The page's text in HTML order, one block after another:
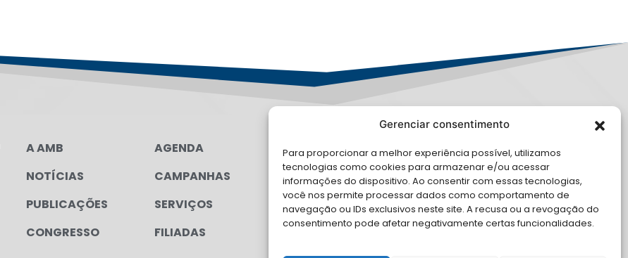
Gerenciar consentimento
Para proporcionar a melhor experiência possível, utilizamos
tecnologias como cookies para armazenar e/ou acessar
informações do dispositivo. Ao consentir com essas tecnologias,
você nos permite processar dados como comportamento de
navegação ou IDs exclusivos neste site. A recusa ou a revogação do
consentimento pode afetar negativamente certas funcionalidades.
A AMB
NOTÍCIAS
PUBLICAÇÕES
CONGRESSO
AGENDA
CAMPANHAS
SERVIÇOS
FILIADAS
LGPD
FALE CONOSCO
Solicite Apoio Institucional da AMB
para o seu evento